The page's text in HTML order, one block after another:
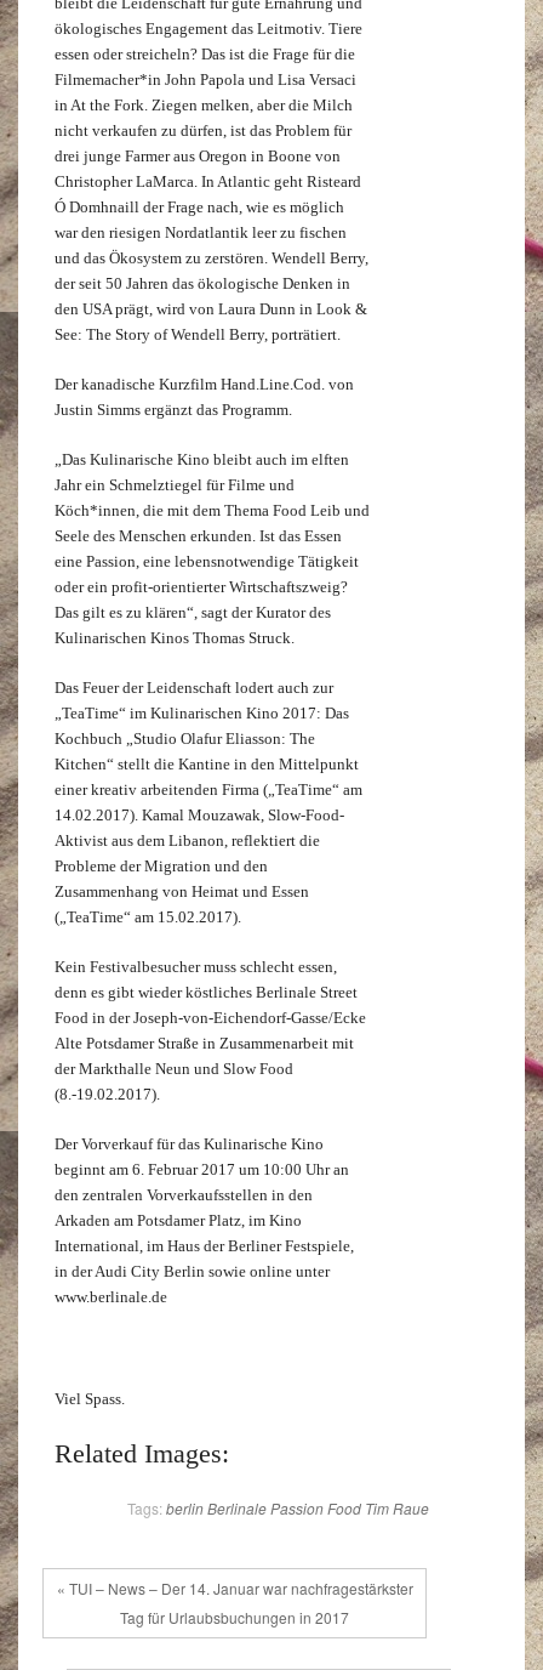
ökologisches Engagement das Leitmotiv. Tiere
essen oder streicheln? Das ist die Frage für die
Filmemacher*in John Papola und Lisa Versaci
in At the Fork. Ziegen melken, aber die Milch
nicht verkaufen zu dürfen, ist das Problem für
drei junge Farmer aus Oregon in Boone von
Christopher LaMarca. In Atlantic geht Risteard
Ó Domhnaill der Frage nach, wie es möglich
war den riesigen Nordatlantik leer zu fischen
und das Ökosystem zu zerstören. Wendell Berry,
der seit 50 Jahren das ökologische Denken in
den USA prägt, wird von Laura Dunn in Look &
See: The Story of Wendell Berry, porträtiert.
Der kanadische Kurzfilm Hand.Line.Cod. von
Justin Simms ergänzt das Programm.
„Das Kulinarische Kino bleibt auch im elften
Jahr ein Schmelztiegel für Filme und
Köch*innen, die mit dem Thema Food Leib und
Seele des Menschen erkunden. Ist das Essen
eine Passion, eine lebensnotwendige Tätigkeit
oder ein profit-orientierter Wirtschaftszweig?
Das gilt es zu klären“, sagt der Kurator des
Kulinarischen Kinos Thomas Struck.
Das Feuer der Leidenschaft lodert auch zur
„TeaTime“ im Kulinarischen Kino 2017: Das
Kochbuch „Studio Olafur Eliasson: The
Kitchen“ stellt die Kantine in den Mittelpunkt
einer kreativ arbeitenden Firma („TeaTime“ am
14.02.2017). Kamal Mouzawak, Slow-Food-
Aktivist aus dem Libanon, reflektiert die
Probleme der Migration und den
Zusammenhang von Heimat und Essen
(„TeaTime“ am 15.02.2017).
Kein Festivalbesucher muss schlecht essen,
denn es gibt wieder köstliches Berlinale Street
Food in der Joseph-von-Eichendorf-Gasse/Ecke
Alte Potsdamer Straße in Zusammenarbeit mit
der Markthalle Neun und Slow Food
(8.-19.02.2017).
Der Vorverkauf für das Kulinarische Kino
beginnt am 6. Februar 2017 um 10:00 Uhr an
den zentralen Vorverkaufsstellen in den
Arkaden am Potsdamer Platz, im Kino
International, im Haus der Berliner Festspiele,
in der Audi City Berlin sowie online unter
www.berlinale.de
Viel Spass.
Related Images:
Tags: berlinBerlinalePassion Food Tim Raue
« TUI – News – Der 14. Januar war nachfragestärkster
Tag für Urlaubsbuchungen in 2017